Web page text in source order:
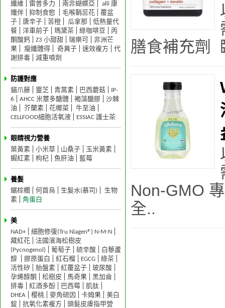
纖維
雷普多力 南非蝴蝶亞
alli 康
孅伴
抑制食慾 毛喉鞘蕊花
覆盆
子
唐辛子 苦橙 瓜拿那
低熱量代
餐
洋車前子 瑪黛茶 綠咖啡豆
丙
酮酸鈣
Z3 小甜甜 瑞樂可
非洲芒
果
瘦纖體得 奇異子 速效複方
代
謝排毒
減重噴劑
防護對應
貓爪藤
靈芝 青蒿素 巴西蘑菇
IP-
6
AHCC 米蕈多醣體 褐藻醣膠
沙棘
油
芥蘭素 花椰菜
牛至油
CELLFOOD細胞活氧液
ESSIAC 護士茶
眼睛視力營養
葉黃素
小米草 山桑子
玉米黃素
蝦紅素
枸杞 魚肝油 藍莓
養髮
鋸棕櫚
何首烏 生髮水(慕司)
生物
素
角蛋白
美
NAD+
細胞修復(Tru Niagen®) N-M-N
藏紅花
法國濱海松樹皮
(Pycnogenol)
葡萄子 硫辛酸
白藜蘆
醇
膠原蛋白 紅石榴 EGCG
綠茶
活性矽
胎盤素 紅覆盆子
玻尿酸
孕烯醇酮
松樹皮 馬奇果
黑加侖
排毒
紅酒多酚 巴西莓
肌肽
DHEA
樱桃 麥角硫因 卡姆果
美白
錠
抗氧化素複方
頭髮皮膚指甲營
膳食補充劑
Non-GMO
全..